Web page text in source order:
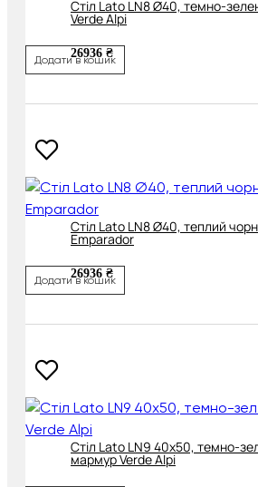
Cтіл Lato LN8 Ø40, темно-
Verde Alpi
26936 ₴
Додати в кошик
Cтіл Lato LN8 Ø40, теплий
Emparador
26936 ₴
Додати в кошик
Cтіл Lato LN9 40x50, темно-
мармур Verde Alpi